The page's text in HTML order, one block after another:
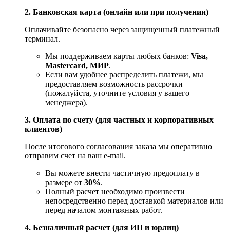
2. Банковская карта (онлайн или при получении)
Оплачивайте безопасно через защищенный платежный
терминал.
Мы поддерживаем карты любых банков: Visa,
Mastercard, МИР.
Если вам удобнее распределить платежи, мы
предоставляем возможность рассрочки
(пожалуйста, уточните условия у вашего
менеджера).
3. Оплата по счету (для частных и корпоративных
клиентов)
После итогового согласования заказа мы оперативно
отправим счет на ваш e‑mail.
Вы можете внести частичную предоплату в
размере от 30%.
Полный расчет необходимо произвести
непосредственно перед доставкой материалов или
перед началом монтажных работ.
4. Безналичный расчет (для ИП и юрлиц)